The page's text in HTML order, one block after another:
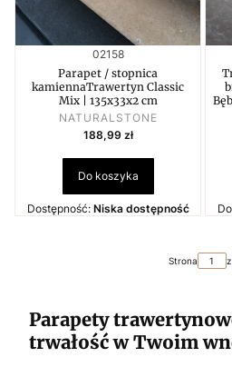
Kod produktu
02158
Parapet / stopnica
kamiennaTrawertyn Classic
Mix | 135x33x2 cm
PRODUCENT
NATURALSTONE
Cena
188,99 zł
Do koszyka
Dostępność: Niska dostępność
Strona
Parapety
trwałość w Twoim